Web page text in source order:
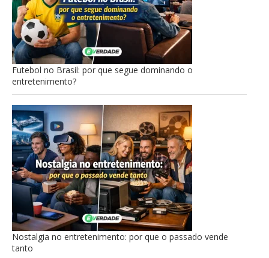
Futebol no Brasil: por que segue dominando o
entretenimento?
Nostalgia no entretenimento: por que o passado vende
tanto